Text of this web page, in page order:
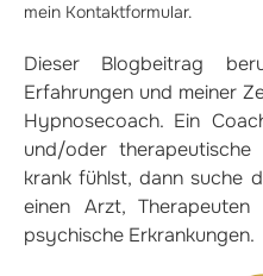
mein Kontaktformular.
Dieser Blogbeitrag
Erfahrungen und meiner
Hypnosecoach. Ein
und/oder
krank fühlst, dann suche
einen Arzt,
psychische Erkrankungen.